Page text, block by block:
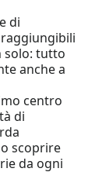
di
solo: tutto
anche a
centro
di
scoprire
da ogni